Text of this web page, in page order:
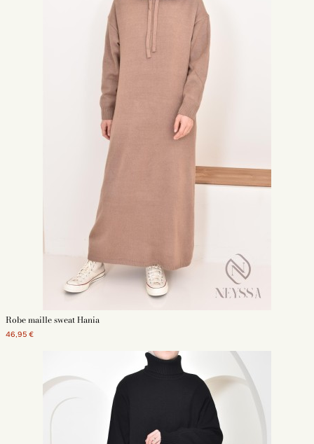
Robe maille sweat Hania
46,95 €